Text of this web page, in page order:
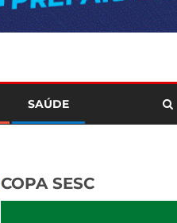
SAÚDE
COPA SESC